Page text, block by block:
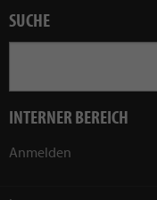
SUCHE
INTERNER BEREICH
Anmelden